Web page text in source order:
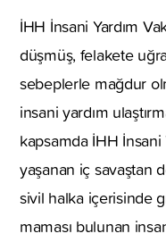
İHH İnsani Yardım
düşmüş, felakete
sebeplerle mağdur
insani yardım
kapsamda İHH İnsani
yaşanan iç savaştan
sivil halka içerisinde
maması bulunan